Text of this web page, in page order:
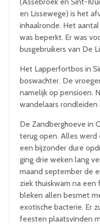
en Lissewege) is het
inhaalronde. Het
was beperkt. Er was
busgebruikers van De
Het Lapperfortbos in
boswachter. De
namelijk op pensioen.
wandelaars rondleiden
De Zandberghoeve in
terug open. Alles werd
een bijzonder dure
ging drie weken lang
maand september de
ziek thuiskwam na
bleken allen besmet
exotische bacterie. Er
feesten plaatsvinden